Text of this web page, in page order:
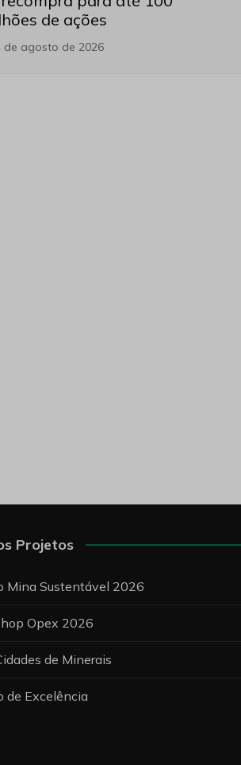
de ações
de agosto de 2026
Projetos
Mina Sustentável 2026
Opex 2026
de Minerais
de Excelência